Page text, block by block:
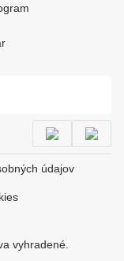
údajov
vyhradené.